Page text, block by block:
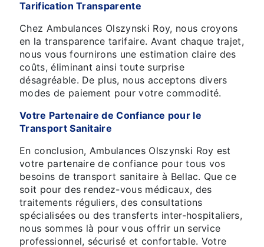
Tarification Transparente
Chez Ambulances Olszynski Roy, nous croyons
en la transparence tarifaire. Avant chaque trajet,
nous vous fournirons une estimation claire des
coûts, éliminant ainsi toute surprise
désagréable. De plus, nous acceptons divers
modes de paiement pour votre commodité.
Votre Partenaire de Confiance pour le
Transport Sanitaire
En conclusion, Ambulances Olszynski Roy est
votre partenaire de confiance pour tous vos
besoins de transport sanitaire à Bellac. Que ce
soit pour des rendez-vous médicaux, des
traitements réguliers, des consultations
spécialisées ou des transferts inter-hospitaliers,
nous sommes là pour vous offrir un service
professionnel, sécurisé et confortable. Votre